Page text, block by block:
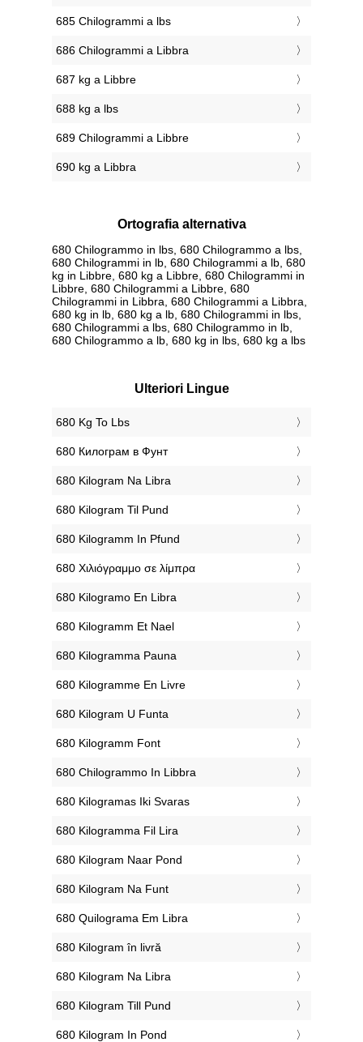
685 Chilogrammi a lbs
686 Chilogrammi a Libbra
687 kg a Libbre
688 kg a lbs
689 Chilogrammi a Libbre
690 kg a Libbra
Ortografia alternativa
680 Chilogrammo in lbs, 680 Chilogrammo a lbs,
680 Chilogrammi in lb, 680 Chilogrammi a lb, 680
kg in Libbre, 680 kg a Libbre, 680 Chilogrammi in
Libbre, 680 Chilogrammi a Libbre, 680
Chilogrammi in Libbra, 680 Chilogrammi a Libbra,
680 kg in lb, 680 kg a lb, 680 Chilogrammi in lbs,
680 Chilogrammi a lbs, 680 Chilogrammo in lb,
680 Chilogrammo a lb, 680 kg in lbs, 680 kg a lbs
Ulteriori Lingue
‎680 Kg To Lbs
‎680 Килограм в Фунт
‎680 Kilogram Na Libra
‎680 Kilogram Til Pund
‎680 Kilogramm In Pfund
‎680 Χιλιόγραμμο σε λίμπρα
‎680 Kilogramo En Libra
‎680 Kilogramm Et Nael
‎680 Kilogramma Pauna
‎680 Kilogramme En Livre
‎680 Kilogram U Funta
‎680 Kilogramm Font
‎680 Chilogrammo In Libbra
‎680 Kilogramas Iki Svaras
‎680 Kilogramma Fil Lira
‎680 Kilogram Naar Pond
‎680 Kilogram Na Funt
‎680 Quilograma Em Libra
‎680 Kilogram în livră
‎680 Kilogram Na Libra
‎680 Kilogram Till Pund
‎680 Kilogram In Pond